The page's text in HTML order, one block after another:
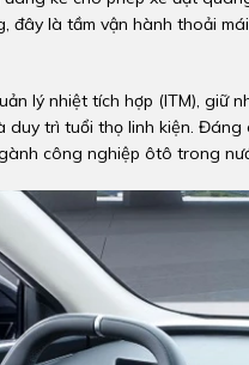
đây là tầm vận hành thoải
lý nhiệt tích hợp (ITM), giữ
duy trì tuổi thọ linh kiện.
công nghiệp ôtô trong